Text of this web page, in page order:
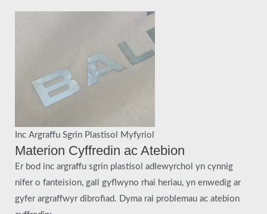
Inc Argraffu Sgrin Plastisol Myfyriol
Materion Cyffredin ac Atebion
Er bod inc argraffu sgrin plastisol adlewyrchol yn cynnig
nifer o fanteision, gall gyflwyno rhai heriau, yn enwedig ar
gyfer argraffwyr dibrofiad. Dyma rai problemau ac atebion